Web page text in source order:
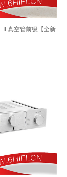
II 真空管前级【全新